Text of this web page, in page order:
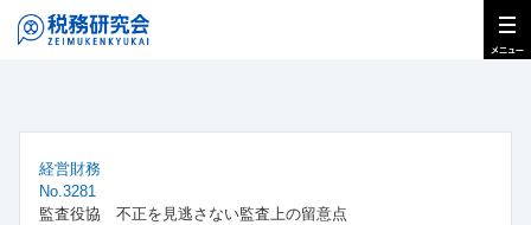
経営財務
No.3281
監査役協 不正を見逃さない監査上の留意点